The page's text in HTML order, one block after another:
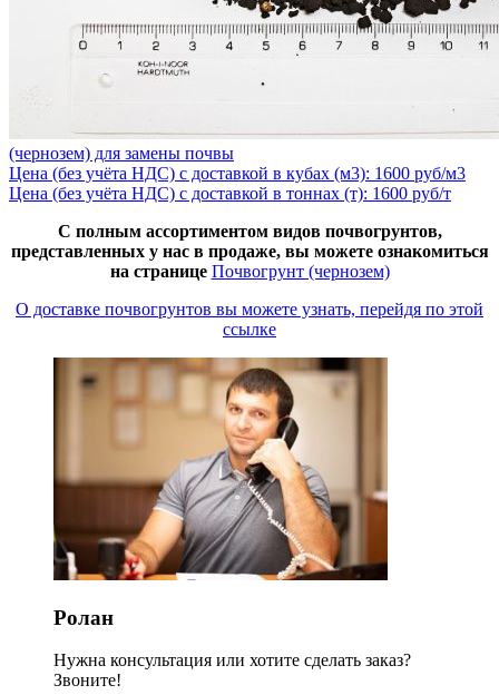
(чернозем) для замены почвы
Цена (без учёта НДС) с доставкой в кубах (м3): 1600 руб/м3
Цена (без учёта НДС) с доставкой в тоннах (т): 1600 руб/т
С полным ассортиментом видов почвогрунтов,
представленных у нас в продаже, вы можете ознакомиться
на странице Почвогрунт (чернозем)
О доставке почвогрунтов вы можете узнать, перейдя по этой
ссылке
Ролан
Нужна консультация или хотите сделать заказ?
Звоните!